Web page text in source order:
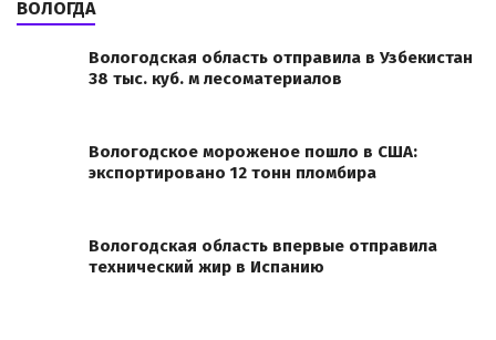
ВОЛОГДА
Вологодская область отправила в Узбекистан
38 тыс. куб. м лесоматериалов
Вологодское мороженое пошло в США:
экспортировано 12 тонн пломбира
Вологодская область впервые отправила
технический жир в Испанию